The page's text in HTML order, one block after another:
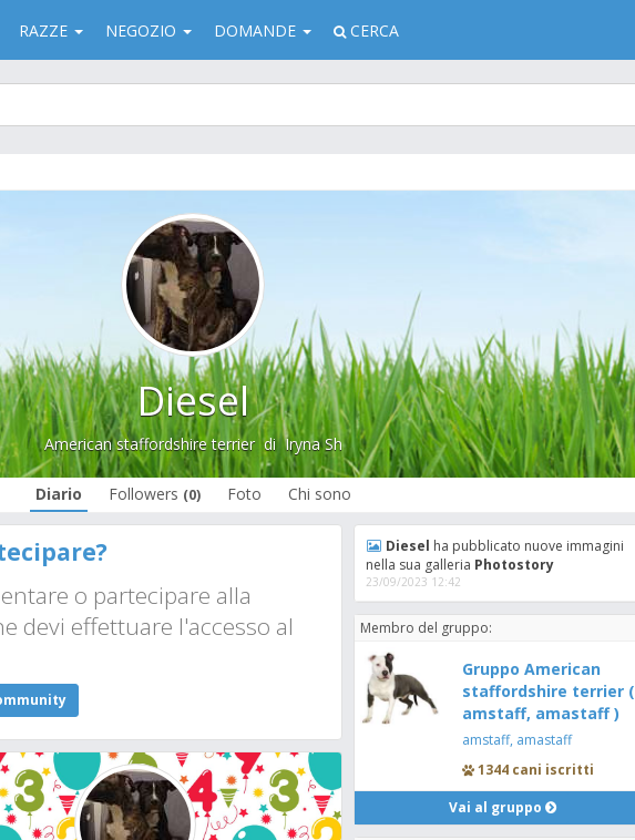
RAZZE NEGOZIO DOMANDE CERCA
Diesel
American staffordshire terrierdiIryna Sh
Diario Followers (0) Foto Chi sono
o partecipare alla
devi effettuare l'accesso al
Diesel ha pubblicato nuove immagini
nella sua galleria Photostory
23/09/2023 12:42
Membro del gruppo:
Gruppo American
staffordshire terrier (
amstaff, amastaff )
amstaff, amastaff
1344 cani iscritti
Vai al gruppo